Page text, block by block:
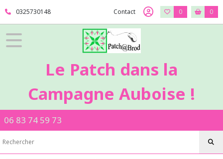
0325730148 Contact 0 0
Le Patch dans la
Campagne Auboise !
06 83 74 59 73